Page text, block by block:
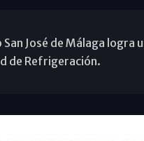
San José de Málaga logra
de Refrigeración.